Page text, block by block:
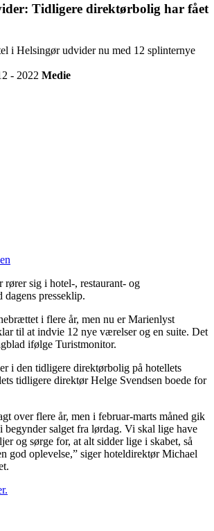
Tidligere direktørbolig har fået
i Helsingør udvider nu med 12 splinternye
- 2022 Medie
sig i hotel-, restaurant- og
dagens presseklip.
i flere år, men nu er Marienlyst
til at indvie 12 nye værelser og en suite. Det
ifølge Turistmonitor.
i den tidligere direktørbolig på hotellets
tidligere direktør Helge Svendsen boede for
over flere år, men i februar-marts måned gik
salget fra lørdag. Vi skal lige have
og sørge for, at alt sidder lige i skabet, så
god oplevelse,” siger hoteldirektør Michael